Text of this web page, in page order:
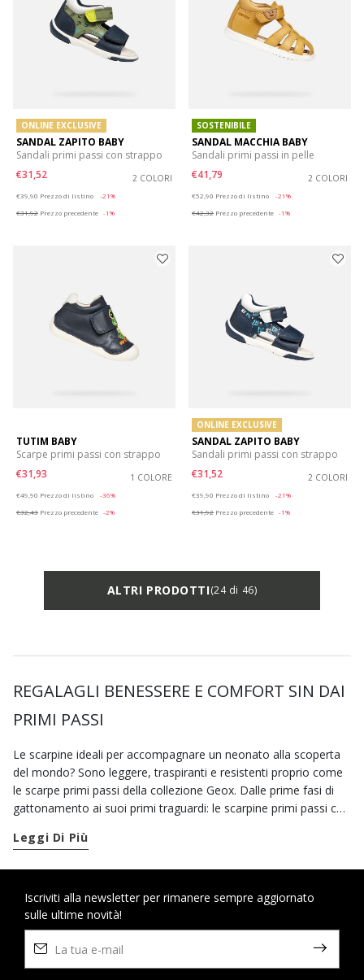
ONLINE EXCLUSIVE
SANDAL ZAPITO BABY
Sandali primi passi con strappo
€31,52
2 COLORI
€39,90 Prezzo di listino
-21%
€31,92 Prezzo precedente -1%
SOSTENIBILE
SANDAL MACCHIA BABY
Sandali primi passi in pelle
€41,79
2 COLORI
€52,90 Prezzo di listino
-21%
€42,32 Prezzo precedente -1%
TUTIM BABY
Scarpe primi passi con strappo
€31,93
1 COLORE
€49,90 Prezzo di listino
-36%
€32,43 Prezzo precedente -2%
ONLINE EXCLUSIVE
SANDAL ZAPITO BABY
Sandali primi passi con strappo
€31,52
2 COLORI
€39,90 Prezzo di listino
-21%
€31,92 Prezzo precedente -1%
ALTRI PRODOTTI(24 di 46)
REGALAGLI BENESSERE E COMFORT SIN DAI
PRIMI PASSI
Le scarpine ideali per accompagnare un neonato alla scoperta
del mondo? Sono leggere, traspiranti e resistenti proprio come
le scarpe primi passi della collezione Geox. Dalle prime fasi di
gattonamento ai suoi primi traguardi: le scarpine primi passi che
movimenti e per offrirgli al tempo stesso il massimo benessere.
doppio strap che assicurano una calzata pratica e regolabile:
sono un concentrato di funzionalità e traspirabilità. Per un
comfort ancora maggiore puoi scegliere anche le nostrescarpe
con la suola in gomma
termoregolazione dei suoi piedini in crescita. E se vuoi
Leggi Di Più
Iscriviti alla newsletter per rimanere sempre aggiornato
sulle ultime novità!